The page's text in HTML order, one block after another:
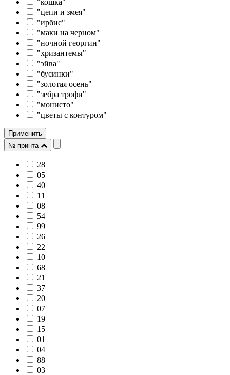
"кошка"
"цепи и змея"
"ирбис"
"маки на черном"
"ночной георгин"
"хризантемы"
"эйва"
"бусинки"
"зoлотая осень"
"зебра трофи"
"монисто"
"цветы с контуром"
Применить
№ принта
28
05
40
11
08
54
99
26
22
10
68
21
37
20
07
19
15
01
04
88
03